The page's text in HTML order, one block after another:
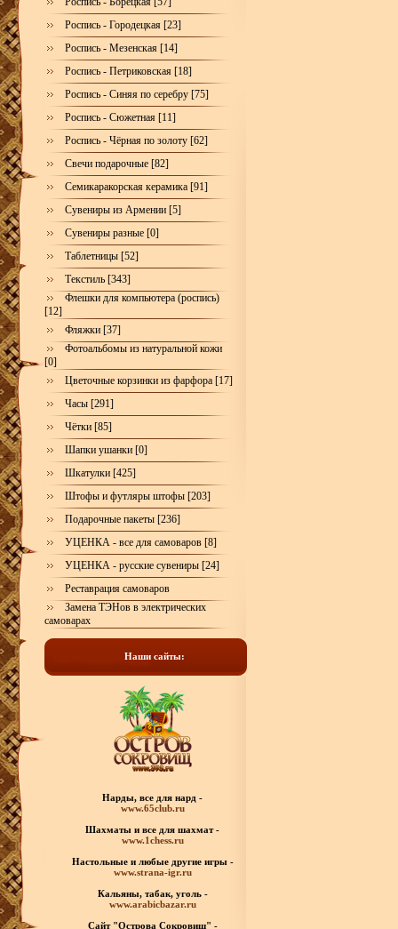
Роспись - Городецкая [23]
Роспись - Мезенская [14]
Роспись - Петриковская [18]
Роспись - Синяя по серебру [75]
Роспись - Сюжетная [11]
Роспись - Чёрная по золоту [62]
Свечи подарочные [82]
Семикаракорская керамика [91]
Сувениры из Армении [5]
Сувениры разные [0]
Таблетницы [52]
Текстиль [343]
Флешки для компьютера (роспись)
[12]
Фляжки [37]
Фотоальбомы из натуральной кожи
[0]
Цветочные корзинки из фарфора [17]
Часы [291]
Чётки [85]
Шапки ушанки [0]
Шкатулки [425]
Штофы и футляры штофы [203]
Подарочные пакеты [236]
УЦЕНКА - все для самоваров [8]
УЦЕНКА - русские сувениры [24]
Реставрация самоваров
Замена ТЭНов в электрических
самоварах
Наши сайты:
Нарды, все для нард -
www.65club.ru
Шахматы и все для шахмат -
www.1chess.ru
Настольные и любые другие игры -
www.strana-igr.ru
Кальяны, табак, уголь -
www.arabicbazar.ru
Сайт "Острова Сокровищ" -